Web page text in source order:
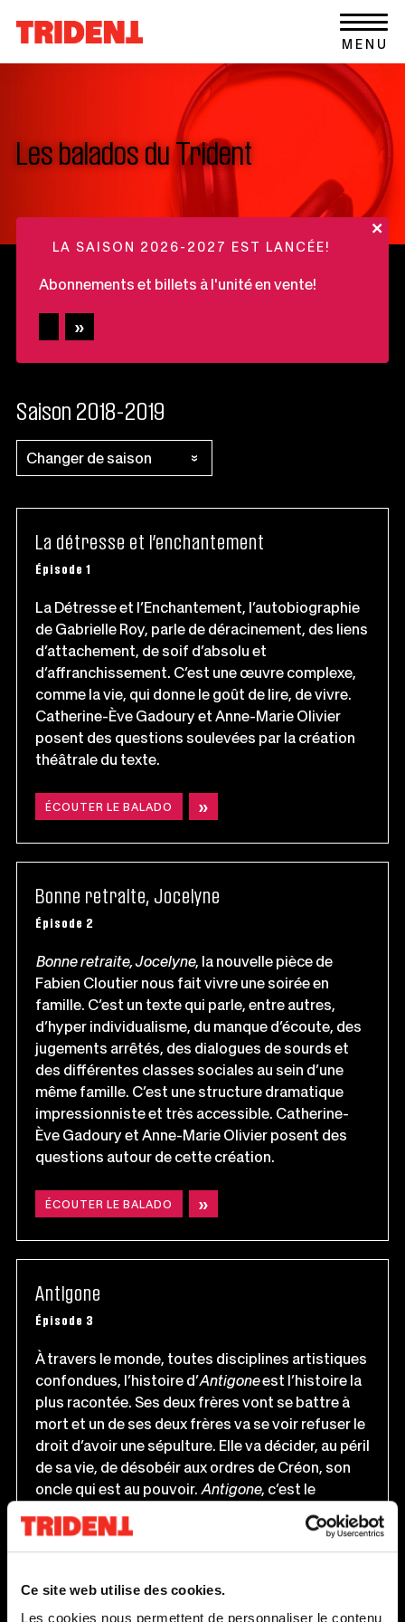
Ce
lien
Ce site web utilise des cookies.
Les cookies nous permettent de personnaliser le contenu
d'accueil
du
site
MENU
Les balados du Trident
+
LA SAISON 2026-2027 EST LANCÉE!
Abonnements et billets à l'unité en vente!
Saison 2018-2019
La détresse et l’enchantement
Épisode 1
La Détresse et l’Enchantement, l’autobiographie
de Gabrielle Roy, parle de déracinement, des liens
d’attachement, de soif d’absolu et
d’affranchissement. C’est une œuvre complexe,
comme la vie, qui donne le goût de lire, de vivre.
Catherine-Ève Gadoury et Anne-Marie Olivier
posent des questions soulevées par la création
théâtrale du texte.
ÉCOUTER LE BALADO
CE
LIEN
DANS
Bonne retraite, Jocelyne
Épisode 2
Bonne retraite, Jocelyne, la nouvelle pièce de
Fabien Cloutier nous fait vivre une soirée en
famille. C’est un texte qui parle, entre autres,
d’hyper individualisme, du manque d’écoute, des
jugements arrêtés, des dialogues de sourds et
des différentes classes sociales au sein d’une
même famille. C’est une structure dramatique
impressionniste et très accessible. Catherine-
Ève Gadoury et Anne-Marie Olivier posent des
questions autour de cette création.
ÉCOUTER LE BALADO
CE
LIEN
DANS
Antigone
Épisode 3
À travers le monde, toutes disciplines artistiques
confondues, l’histoire d’Antigoneest l’histoire la
plus racontée. Ses deux frères vont se battre à
mort et un de ses deux frères va se voir refuser le
droit d’avoir une sépulture. Elle va décider, au péril
de sa vie, de désobéir aux ordres de Créon, son
oncle qui est au pouvoir. Antigone, c’est le
désobéissance. Catherine-Ève Gadoury et Anne-
Marie Olivier posent des questions autour de